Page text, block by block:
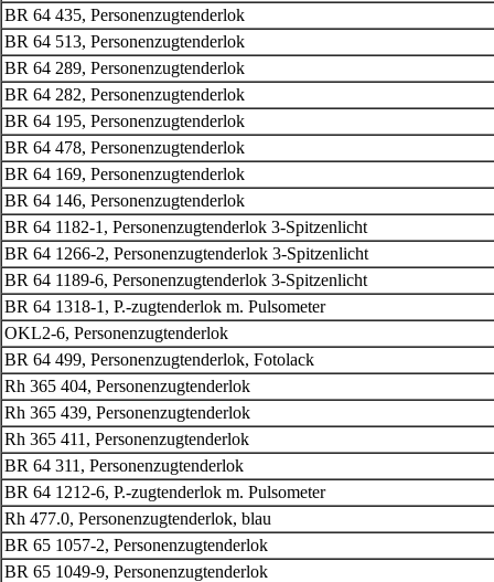
BR 64 435, Personenzugtenderlok
BR 64 513, Personenzugtenderlok
BR 64 289, Personenzugtenderlok
BR 64 282, Personenzugtenderlok
BR 64 195, Personenzugtenderlok
BR 64 478, Personenzugtenderlok
BR 64 169, Personenzugtenderlok
BR 64 146, Personenzugtenderlok
BR 64 1182-1, Personenzugtenderlok 3-Spitzenlicht
BR 64 1266-2, Personenzugtenderlok 3-Spitzenlicht
BR 64 1189-6, Personenzugtenderlok 3-Spitzenlicht
BR 64 1318-1, P.-zugtenderlok m. Pulsometer
OKL2-6, Personenzugtenderlok
BR 64 499, Personenzugtenderlok, Fotolack
Rh 365 404, Personenzugtenderlok
Rh 365 439, Personenzugtenderlok
Rh 365 411, Personenzugtenderlok
BR 64 311, Personenzugtenderlok
BR 64 1212-6, P.-zugtenderlok m. Pulsometer
Rh 477.0, Personenzugtenderlok, blau
BR 65 1057-2, Personenzugtenderlok
BR 65 1049-9, Personenzugtenderlok